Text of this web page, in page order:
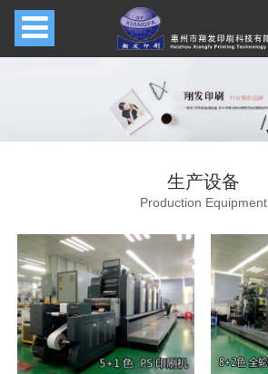
生产设备
Production Equipment